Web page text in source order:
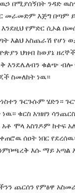
ዉኃ በሚያሰኝበት ንዳድ
መራመድም እጅግ በጣም
የምድር ሲኦል
እልህ አስጨራሽ የሆነ
ህዝብ ከወያኔ
ቁልጭ ብሎ
ስመለከት ነዉ።
ጉርጉሱም ሄድን።
ቁርስ አዝዘን
ሞላ አስገዶም ከተፍ
ሰዐት ነበር
እሱ ማይ አጣል
ጨርሰን የምፅዋ